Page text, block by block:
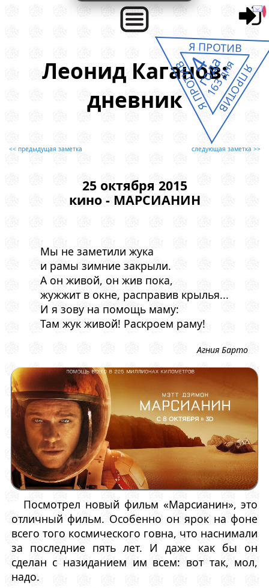
Леонид Каганов:
дневник
<< предыдущая заметка следующая заметка >>
25 октября 2015
кино - МАРСИАНИН
Мы не заметили жука
и рамы зимние закрыли.
А он живой, он жив пока,
жужжит в окне, расправив крылья...
И я зову на помощь маму:
Там жук живой! Раскроем раму!
Агния Барто
Посмотрел новый фильм «Марсианин», это
отличный фильм. Особенно он ярок на фоне
всего того космического говна, что наснимали
за последние пять лет. И даже как бы он
сделан с назиданием им всем: вот так, мол,
надо.
Я ПРОТИВ
Я ПРОТИВ
Я ПРОТИВ
4
года
163 дня